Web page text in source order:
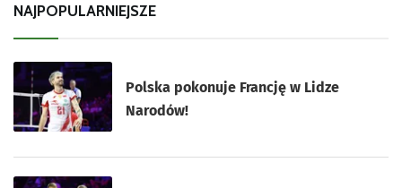
NAJPOPULARNIEJSZE
Polska pokonuje Francję w Lidze
Narodów!